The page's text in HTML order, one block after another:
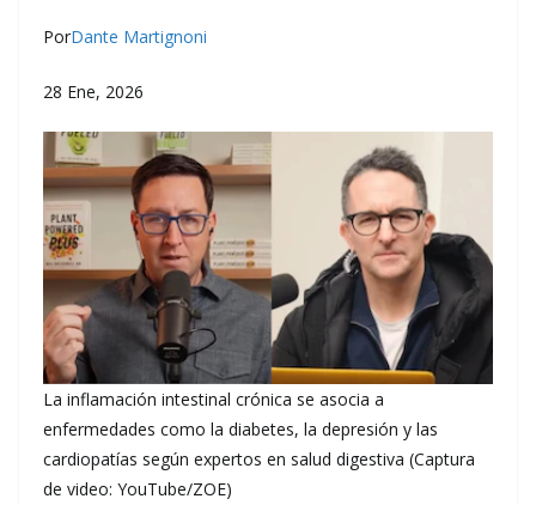
PorDante Martignoni
28 Ene, 2026
La inflamación intestinal crónica se asocia a
enfermedades como la diabetes, la depresión y las
cardiopatías según expertos en salud digestiva (Captura
de video: YouTube/ZOE)